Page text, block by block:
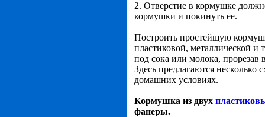
2. Отверстие в кормушке
кормушки и покинуть ее.
Построить простейшую
пластиковой, металлической
под сока или молока, прорезав
Здесь предлагаются
домашних условиях.
Кормушка из двух
фанеры.